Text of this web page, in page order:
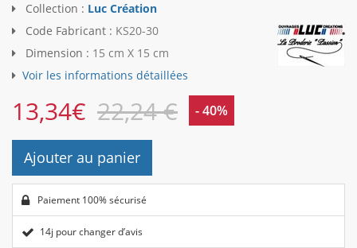
Collection : Luc Création
Code Fabricant : KS20-30
Dimension : 15 cm X 15 cm
Voir les informations détaillées
13,34€ 22,24 € - 40%
Ajouter au panier
Paiement 100% sécurisé
14j pour changer d’avis